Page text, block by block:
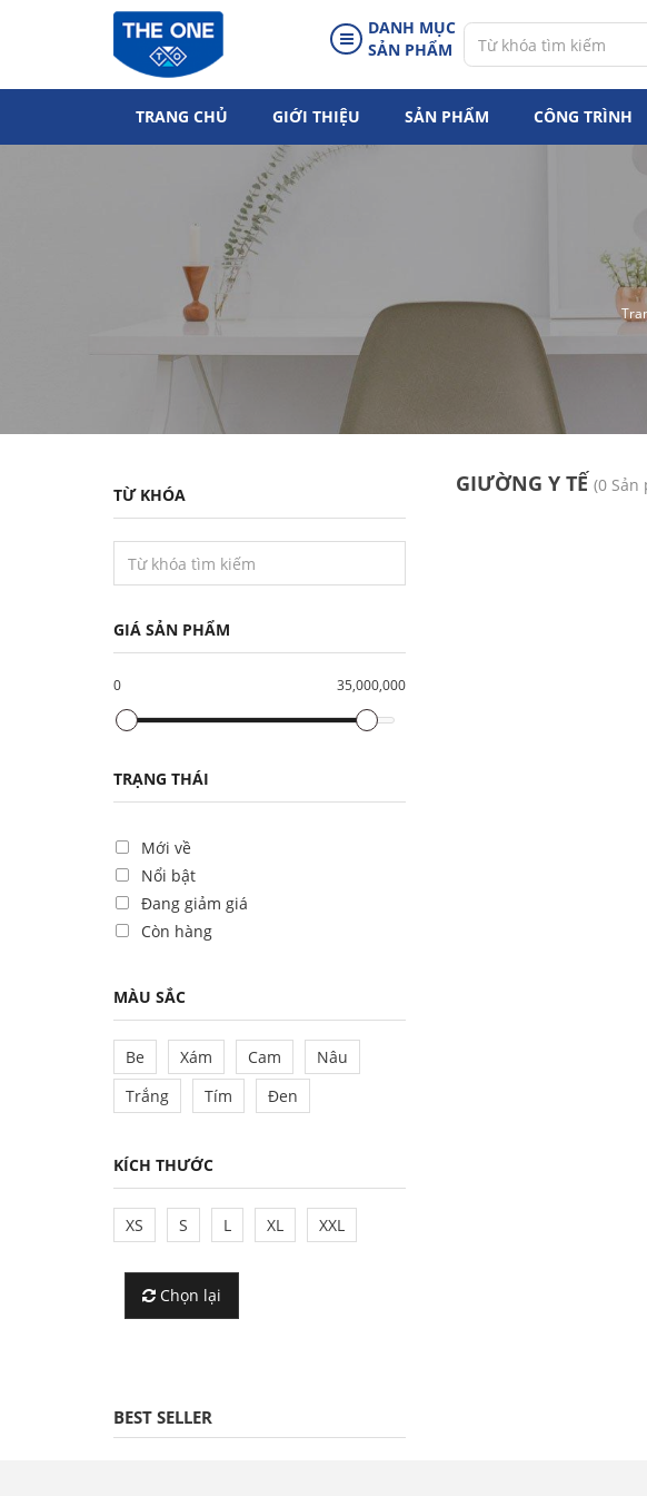
DANH MỤC
SẢN PHẨM
TRANG CHỦ GIỚI THIỆU SẢN PHẨM CÔNG TRÌNH
TỪ KHÓA
GIÁ SẢN PHẨM
0 35,000,000
TRẠNG THÁI
Mới về
Nổi bật
Đang giảm giá
Còn hàng
MÀU SẮC
Be Xám Cam
Nâu
Trắng
Tím Đen
KÍCH THƯỚC
XS S L XL XXL
Chọn lại
BEST SELLER
GIƯỜNG Y TẾ (0 Sản